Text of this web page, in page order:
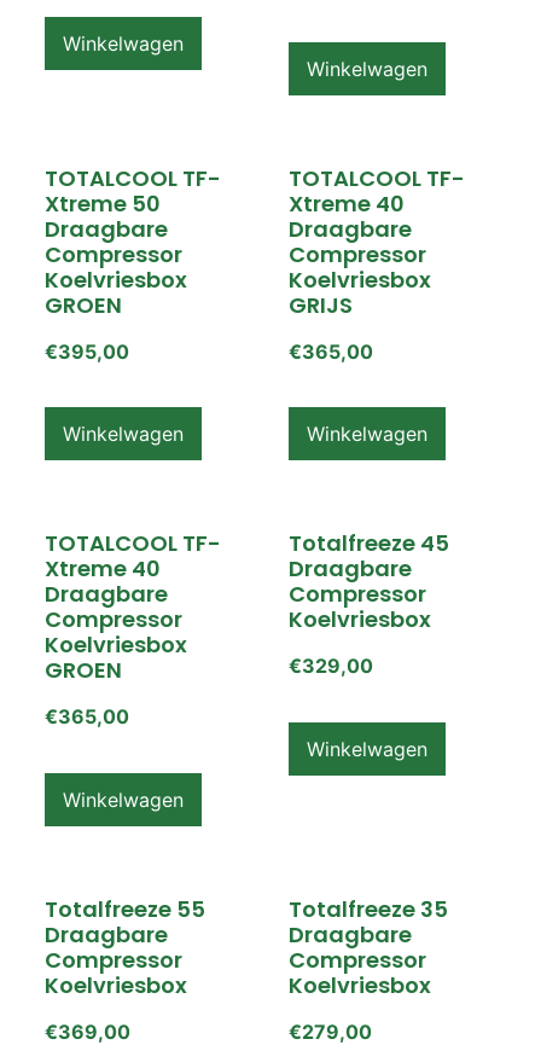
Winkelwagen
Winkelwagen
TOTALCOOL TF-
Xtreme 50
Draagbare
Compressor
Koelvriesbox
GROEN
€395,00
Winkelwagen
TOTALCOOL TF-
Xtreme 40
Draagbare
Compressor
Koelvriesbox
GRIJS
€365,00
Winkelwagen
TOTALCOOL TF-
Xtreme 40
Draagbare
Compressor
Koelvriesbox
GROEN
€365,00
Winkelwagen
Totalfreeze 45
Draagbare
Compressor
Koelvriesbox
€329,00
Winkelwagen
Totalfreeze 55
Draagbare
Compressor
Koelvriesbox
€369,00
Totalfreeze 35
Draagbare
Compressor
Koelvriesbox
€279,00